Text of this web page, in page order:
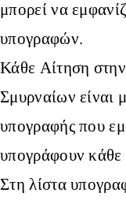
μπορεί να
υπογραφών.
Κάθε Αίτηση
Σμυρναίων είναι
υπογραφής που
υπογράφουν κάθε
Στη λίστα